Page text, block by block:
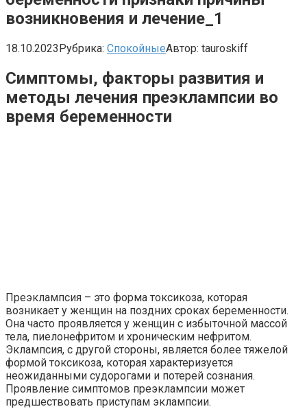
возникновения и лечение_1
18.10.2023Рубрика: СпокойныеАвтор: tauroskiff
Симптомы, факторы развития и
методы лечения преэклампсии во
время беременности
Преэклампсия – это форма токсикоза, которая
возникает у женщин на поздних сроках беременности.
Она часто проявляется у женщин с избыточной массой
тела, пиелонефритом и хроническим нефритом.
Эклампсия, с другой стороны, является более тяжелой
формой токсикоза, которая характеризуется
неожиданными судорогами и потерей сознания.
Проявление симптомов преэклампсии может
предшествовать приступам эклампсии.